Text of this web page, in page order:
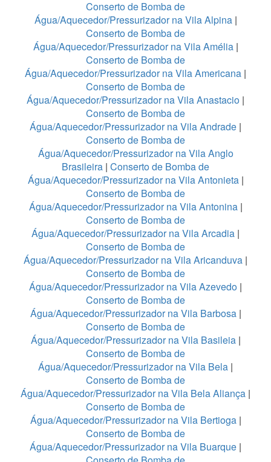
Conserto de Bomba de
Água/Aquecedor/Pressurizador na Vila Alpina |
Conserto de Bomba de
Água/Aquecedor/Pressurizador na Vila Amélia |
Conserto de Bomba de
Água/Aquecedor/Pressurizador na Vila Americana |
Conserto de Bomba de
Água/Aquecedor/Pressurizador na Vila Anastacio |
Conserto de Bomba de
Água/Aquecedor/Pressurizador na Vila Andrade |
Conserto de Bomba de
Água/Aquecedor/Pressurizador na Vila Anglo
Brasileira | Conserto de Bomba de
Água/Aquecedor/Pressurizador na Vila Antonieta|
Conserto de Bomba de
Água/Aquecedor/Pressurizador na Vila Antonina|
Conserto de Bomba de
Água/Aquecedor/Pressurizador na Vila Arcadia |
Conserto de Bomba de
Água/Aquecedor/Pressurizador na Vila Aricanduva |
Conserto de Bomba de
Água/Aquecedor/Pressurizador na Vila Azevedo |
Conserto de Bomba de
Água/Aquecedor/Pressurizador na Vila Barbosa|
Conserto de Bomba de
Água/Aquecedor/Pressurizador na Vila Basileia|
Conserto de Bomba de
Água/Aquecedor/Pressurizador na Vila Bela |
Conserto de Bomba de
Água/Aquecedor/Pressurizador na Vila Bela Aliança |
Conserto de Bomba de
Água/Aquecedor/Pressurizador na Vila Bertioga|
Conserto de Bomba de
Água/Aquecedor/Pressurizador na Vila Buarque |